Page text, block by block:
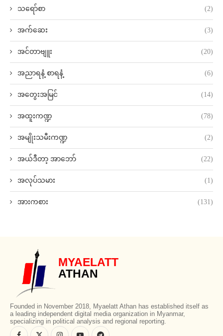
သရော်စာ (2)
အက်ဆေး (3)
အင်တာဗျူး (20)
အညာရနံ့ စာရနံ့ (6)
အတွေးအမြင် (14)
အထူးကဏ္ဍ (78)
အမျိုးသမီးကဏ္ဍ (2)
အယ်ဒီတာ့ အာဘော် (22)
အလုပ်သမား (1)
အားကစား (131)
MYAELATT
ATHAN
Founded in November 2018, Myaelatt Athan has established itself as
a leading independent digital media organization in Myanmar,
specializing in political analysis and regional reporting.